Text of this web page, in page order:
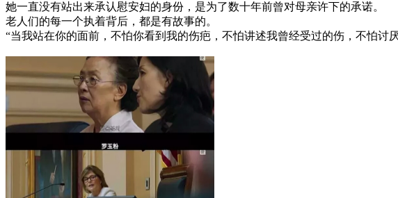
她一直没有站出来承认慰安妇的身份，是为了数十年前曾对母亲许下的承诺。
老人们的每一个执着背后，都是有故事的。
“当我站在你的面前，不怕你看到我的伤疤，不怕讲述我曾经受过的伤，不怕